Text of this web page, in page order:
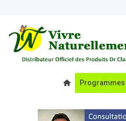
Programmes